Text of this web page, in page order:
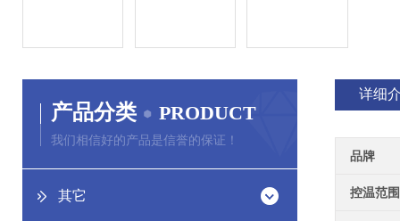
产品分类 PRODUCT
我们相信好的产品是信誉的保证！
其它
详细
品牌
控温范围